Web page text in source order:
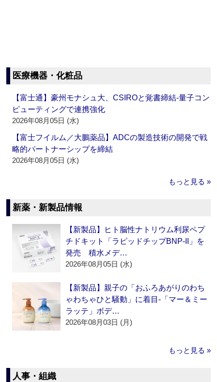
医療機器・化粧品
【富士通】豪州モナシュ大、CSIROと覚書締結‐量子コン
ピューティングで連携強化
2026年08月05日 (水)
【富士フイルム／大鵬薬品】ADCの製造技術の開発で戦
略的パートナーシップを締結
2026年08月05日 (水)
もっと見る »
新薬・新製品情報
【新製品】ヒト脳性ナトリウム利尿ペプ
チドキット「ラピッドチップBNP-II」を
発売 積水メデ…
2026年08月05日 (水)
【新製品】親子の「おふろあがりのわち
ゃわちゃひと騒動」に着目‐「マー＆ミー
ラッテ」ボデ…
2026年08月03日 (月)
もっと見る »
人事・組織